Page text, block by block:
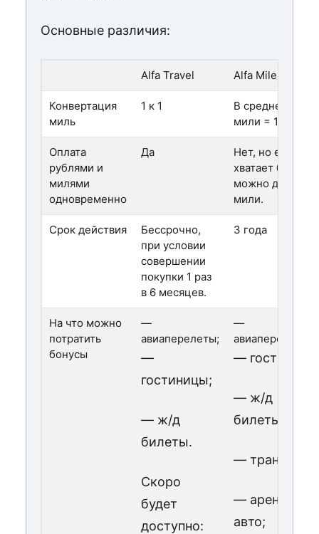
Основные различия:
Alfa Travel Alfa Miles
Конвертация
миль
1 к 1
В среднем 4
мили = 1 рублю.
Оплата
рублями и
милями
одновременно
Да
Нет, но если не
хватает
можно докупить
мили.
Срок действия
Бессрочно,
при условии
совершении
покупки 1 раз
в 6 месяцев.
3 года
На что можно
потратить
бонусы
—
авиаперелеты;
—
гостиницы;
— ж/д
билеты.
Скоро
будет
доступно:
—
авиаперелеты;
—
— ж/д
билеты;
— трансфер;
— аренда
авто;